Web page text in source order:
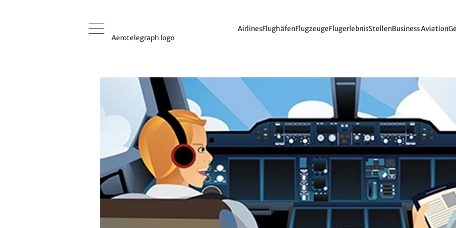
Aerotelegraph logo
AirlinesFlughäfenFlugzeugeFlugerlebnisStellenBusiness Aviation